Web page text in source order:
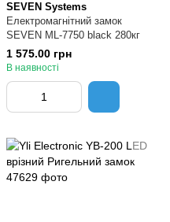
SEVEN Systems
Електромагнітний замок
SEVEN ML-7750 black 280кг
1 575.00 грн
В наявності